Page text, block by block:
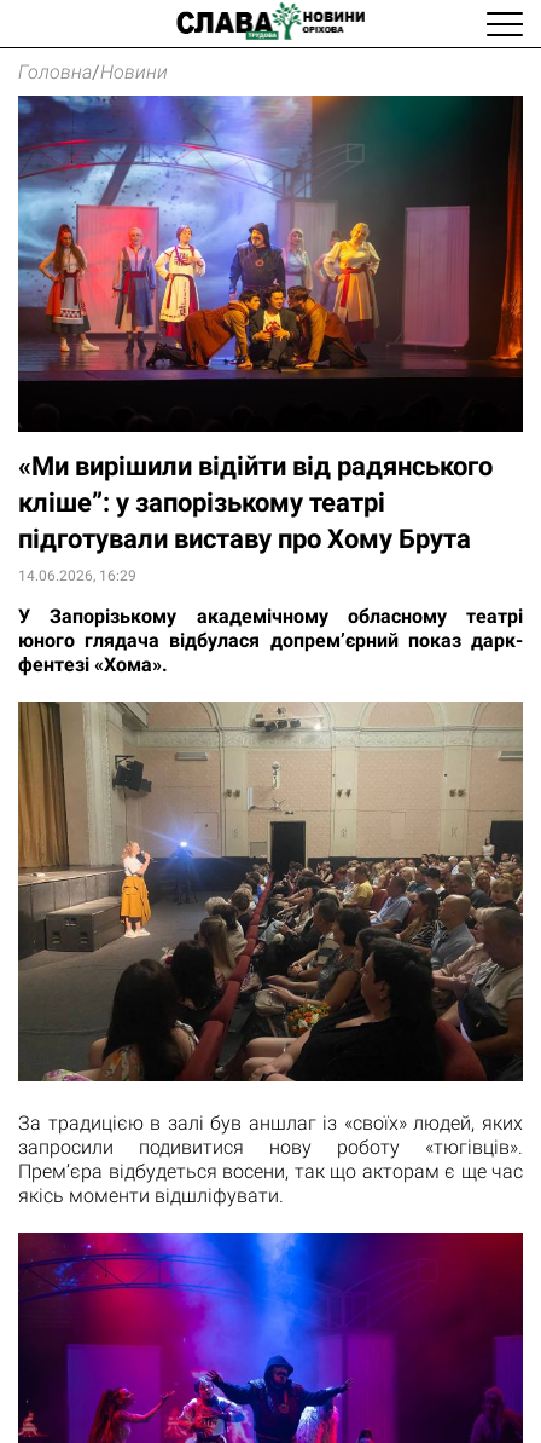
Головна/Новини
«Ми вирішили відійти від радянського
кліше”: у запорізькому театрі
підготували виставу про Хому Брута
14.06.2026, 16:29
У Запорізькому академічному обласному театрі
юного глядача відбулася допрем’єрний показ дарк-
фентезі «Хома».
За традицією в залі був аншлаг із «своїх» людей, яких
запросили подивитися нову роботу «тюгівців».
Прем’єра відбудеться восени, так що акторам є ще час
якісь моменти відшліфувати.